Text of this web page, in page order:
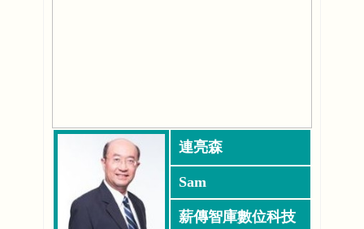
連亮森
Sam
薪傳智庫數位科技